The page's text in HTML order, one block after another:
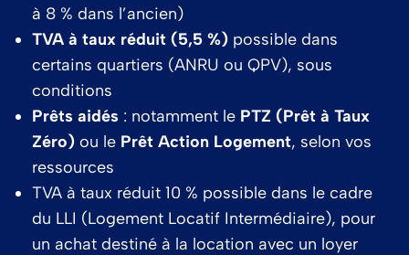
à 8 % dans l’ancien)
TVA à taux réduit (5,5 %) possible dans
certains quartiers (ANRU ou QPV), sous
conditions
Prêts aidés : notamment le PTZ (Prêt à Taux
Zéro) ou le Prêt Action Logement, selon vos
ressources
TVA à taux réduit 10 % possible dans le cadre
du LLI (Logement Locatif Intermédiaire), pour
un achat destiné à la location avec un loyer